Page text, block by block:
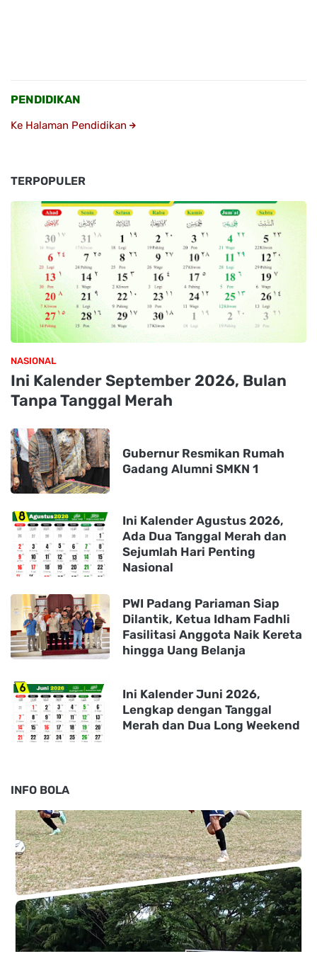
PENDIDIKAN
Ke Halaman Pendidikan
TERPOPULER
NASIONAL
Ini Kalender September 2026, Bulan
Tanpa Tanggal Merah
Gubernur Resmikan Rumah
Gadang Alumni SMKN 1
Ini Kalender Agustus 2026,
Ada Dua Tanggal Merah dan
Sejumlah Hari Penting
Nasional
PWI Padang Pariaman Siap
Dilantik, Ketua Idham Fadhli
Fasilitasi Anggota Naik Kereta
hingga Uang Belanja
Ini Kalender Juni 2026,
Lengkap dengan Tanggal
Merah dan Dua Long Weekend
INFO BOLA